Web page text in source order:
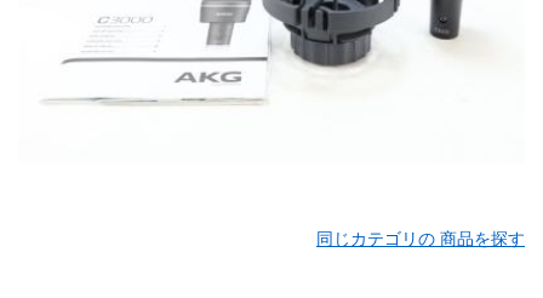
同じカテゴリの 商品を探す